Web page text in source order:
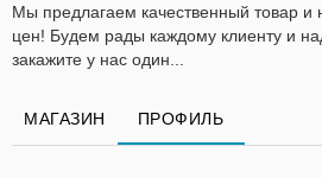
Мы предлагаем качественный товар и
цен! Будем рады каждому клиенту и
закажите у нас один...
МАГАЗИН ПРОФИЛЬ